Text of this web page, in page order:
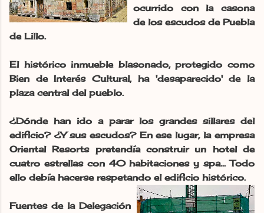
ocurrido con la casona
de los escudos de Puebla
de Lillo.
El histórico inmueble blasonado, protegido como
Bien de Interés Cultural, ha 'desaparecido' de la
plaza central del pueblo.
¿Dónde han ido a parar los grandes sillares del
edificio? ¿Y sus escudos? En ese lugar, la empresa
Oriental Resorts pretendía construir un hotel de
cuatro estrellas con 40 habitaciones y spa... Todo
ello debía hacerse respetando el edificio histórico.
Fuentes de la Delegación